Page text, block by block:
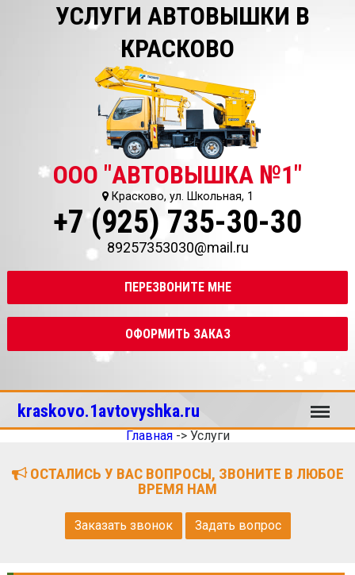
УСЛУГИ АВТОВЫШКИ В
КРАСКОВО
ООО "АВТОВЫШКА №1"
Красково, ул. Школьная, 1
+7 (925) 735-30-30
89257353030@mail.ru
ПЕРЕЗВОНИТЕ МНЕ
ОФОРМИТЬ ЗАКАЗ
kraskovo.1avtovyshka.ru Меню
Главная-> Услуги
ОСТАЛИСЬ У ВАС ВОПРОСЫ, ЗВОНИТЕ В ЛЮБОЕ
ВРЕМЯ НАМ
Заказать звонок Задать вопрос